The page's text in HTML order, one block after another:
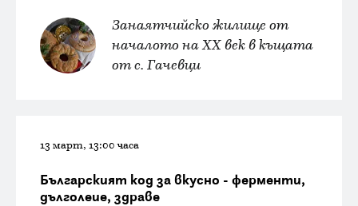
Занаятчийско жилище от
началото на XX век в къщата
от с. Гачевци
13 март, 13:00 часа
Българският код за вкусно - ферменти,
дълголеие, здраве